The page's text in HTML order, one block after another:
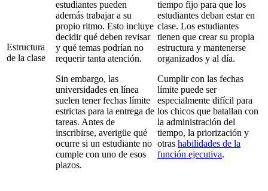
Estructura
de la clase
estudiantes pueden
además trabajar a su
propio ritmo. Esto incluye
decidir qué deben revisar
y qué temas podrían no
requerir tanta atención.
Sin embargo, las
universidades en línea
suelen tener fechas límite
estrictas para la entrega de
tareas. Antes de
inscribirse, averigüe qué
ocurre si un estudiante no
cumple con uno de esos
plazos.
tiempo fijo para que los
estudiantes deban estar en
clase. Los estudiantes
tienen que crear su propia
estructura y mantenerse
organizados y al día.
Cumplir con las fechas
límite puede ser
especialmente difícil para
los chicos que batallan con
la administración del
tiempo, la priorización y
otras habilidades de la
función ejecutiva.